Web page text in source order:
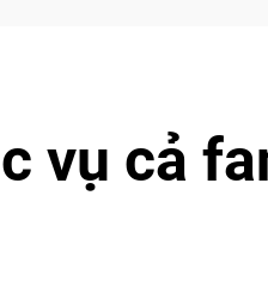
vụ cả